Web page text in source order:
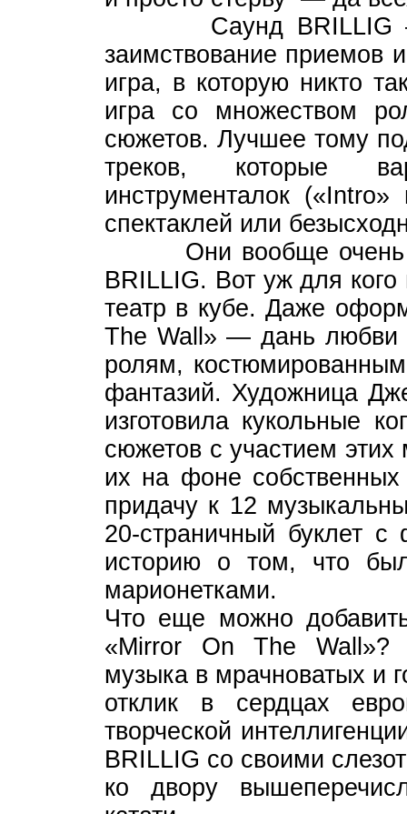
Саунд BRILLIG —
заимствование приемов
игра, в которую никто
игра со множеством
сюжетов. Лучшее тому
треков, которые
инструменталок
спектаклей или
Они вообще очень
BRILLIG. Вот уж для
театр в кубе. Даже
The Wall» — дань любви
ролям,
фантазий. Художница
изготовила кукольные
сюжетов с участием
их на фоне
придачу к 12
20-страничный буклет
историю о том, что
марионетками.
Что еще можно
«Mirror On The Wall»?
музыка в мрачноватых и
отклик в сердцах
творческой
BRILLIG со своими
ко двору